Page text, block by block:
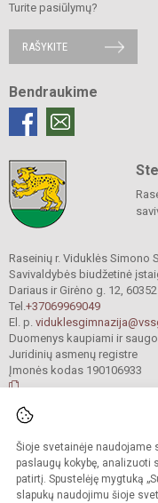
Šioje svetainėje naudojame
paslaugų kokybę,
patirtį. Spustelėję mygtuką
slapukų naudojimu šioje
Turite pasiūlymų?
RAŠYKITE
Bendraukime
Raseinių r. Viduklės Simono
Savivaldybės biudžetinė
Dariaus ir Girėno g. 12,
Tel.+37069969049
El. p.
Duomenys kaupiami ir
Juridinių asmenų registre
Įmonės kodas 190106933
Kopijuoti turinį be